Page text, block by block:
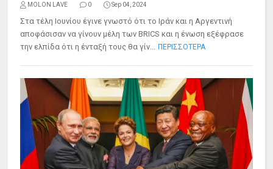
MOLON LAVE 0 Sep 04, 2024
Στα τέλη Ιουνίου έγινε γνωστό ότι το Ιράν και η Αργεντινή
αποφάσισαν να γίνουν μέλη των BRICS και η ένωση εξέφρασε
την ελπίδα ότι η ένταξή τους θα γίν... ΠΕΡΙΣΣΟΤΕΡΑ